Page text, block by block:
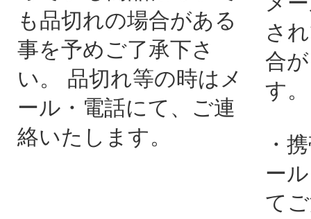
も品切れの場合がある
事を予めご了承下さ
い。 品切れ等の時はメ
ール・電話にて、ご連
絡いたします。
さ
合
す。
・
ー
て